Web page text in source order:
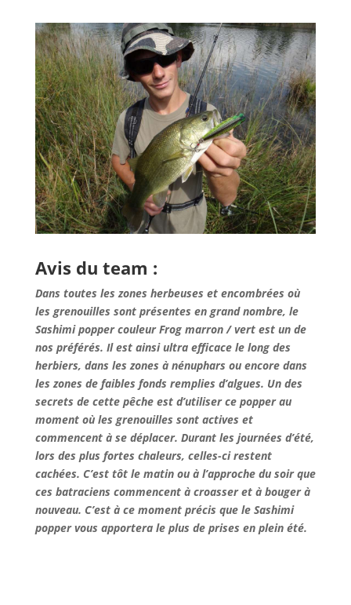
Avis du team :
Dans toutes les zones herbeuses et encombrées où
les grenouilles sont présentes en grand nombre, le
Sashimi popper couleur Frog marron / vert est un de
nos préférés. Il est ainsi ultra efficace le long des
herbiers, dans les zones à nénuphars ou encore dans
les zones de faibles fonds remplies d’algues. Un des
secrets de cette pêche est d’utiliser ce popper au
moment où les grenouilles sont actives et
commencent à se déplacer. Durant les journées d’été,
lors des plus fortes chaleurs, celles-ci restent
cachées. C’est tôt le matin ou à l’approche du soir que
ces batraciens commencent à croasser et à bouger à
nouveau. C’est à ce moment précis que le Sashimi
popper vous apportera le plus de prises en plein été.